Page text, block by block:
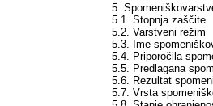
5.
5.1. Stopnja zaščite
5.2. Varstveni režim
5.3. Ime
5.4. Priporočila
5.5. Predlagana
5.6. Rezultat
5.7. Vrsta